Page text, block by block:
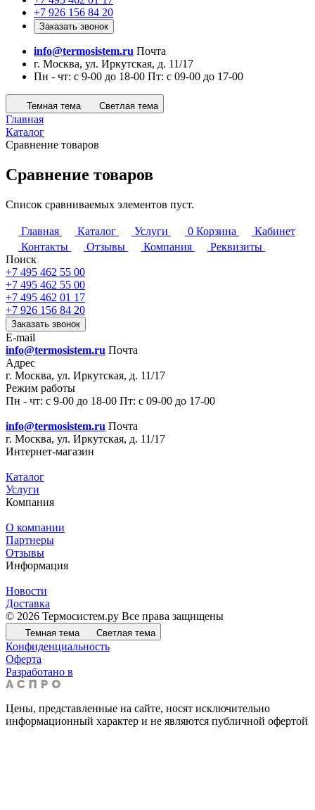
+7 926 156 84 20
Заказать звонок
info@termosistem.ru Почта
г. Москва, ул. Иркутская, д. 11/17
Пн - чт: с 9-00 до 18-00 Пт: с 09-00 до 17-00
Темная тема Светлая тема
Главная
Каталог
Сравнение товаров
Сравнение товаров
Список сравниваемых элементов пуст.
Главная Каталог Услуги 0 Корзина
Кабинет
Контакты
Отзывы Компания
Реквизиты
Поиск
+7 495 462 55 00
+7 495 462 55 00
+7 495 462 01 17
+7 926 156 84 20
Заказать звонок
E-mail
info@termosistem.ru Почта
Адрес
г. Москва, ул. Иркутская, д. 11/17
Режим работы
Пн - чт: с 9-00 до 18-00 Пт: с 09-00 до 17-00
info@termosistem.ru Почта
г. Москва, ул. Иркутская, д. 11/17
Интернет-магазин
Каталог
Услуги
Компания
О компании
Партнеры
Отзывы
Информация
Новости
Доставка
© 2026 Термосистем.ру Все права защищены
Темная тема Светлая тема
Конфиденциальность
Оферта
Разработано в
Цены, представленные на сайте, носят исключительно
информационный характер и не являются публичной офертой